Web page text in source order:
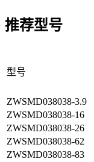
推荐型号
型号
ZWSMD038038-3.9
ZWSMD038038-16
ZWSMD038038-26
ZWSMD038038-62
ZWSMD038038-83